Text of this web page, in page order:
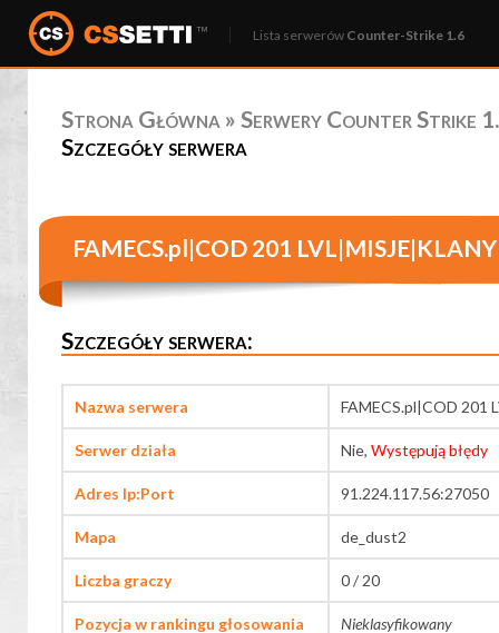
Lista serwerów Counter-Strike 1.6
Strona Główna » Serwery Counter Strike
Szczegóły serwera
FAMECS.pl|COD 201
Szczegóły serwera:
Nazwa serwera FAMECS.pl|COD 201
Serwer działa Nie, Występują błędy
Adres Ip:Port 91.224.117.56:27050
Mapa de_dust2
Liczba graczy 0 / 20
Pozycja w rankingu głosowania Nieklasyfikowany